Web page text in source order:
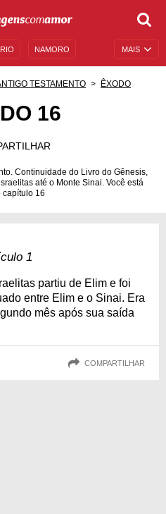
MAIS
NAMORO
TESTAMENTO ÊXODO
16
Continuidade do Livro do Gênesis,
até o Monte Sinai. Você está
capítulo 16
1
partiu de Elim e foi
entre Elim e o Sinai. Era
mês após sua saída
COMPARTILHAR